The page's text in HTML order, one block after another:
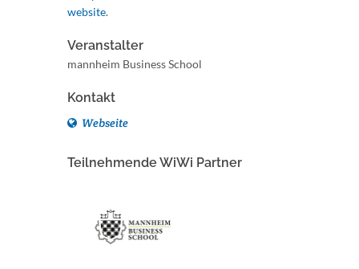
website.
Veranstalter
mannheim Business School
Kontakt
Webseite
Teilnehmende WiWi Partner